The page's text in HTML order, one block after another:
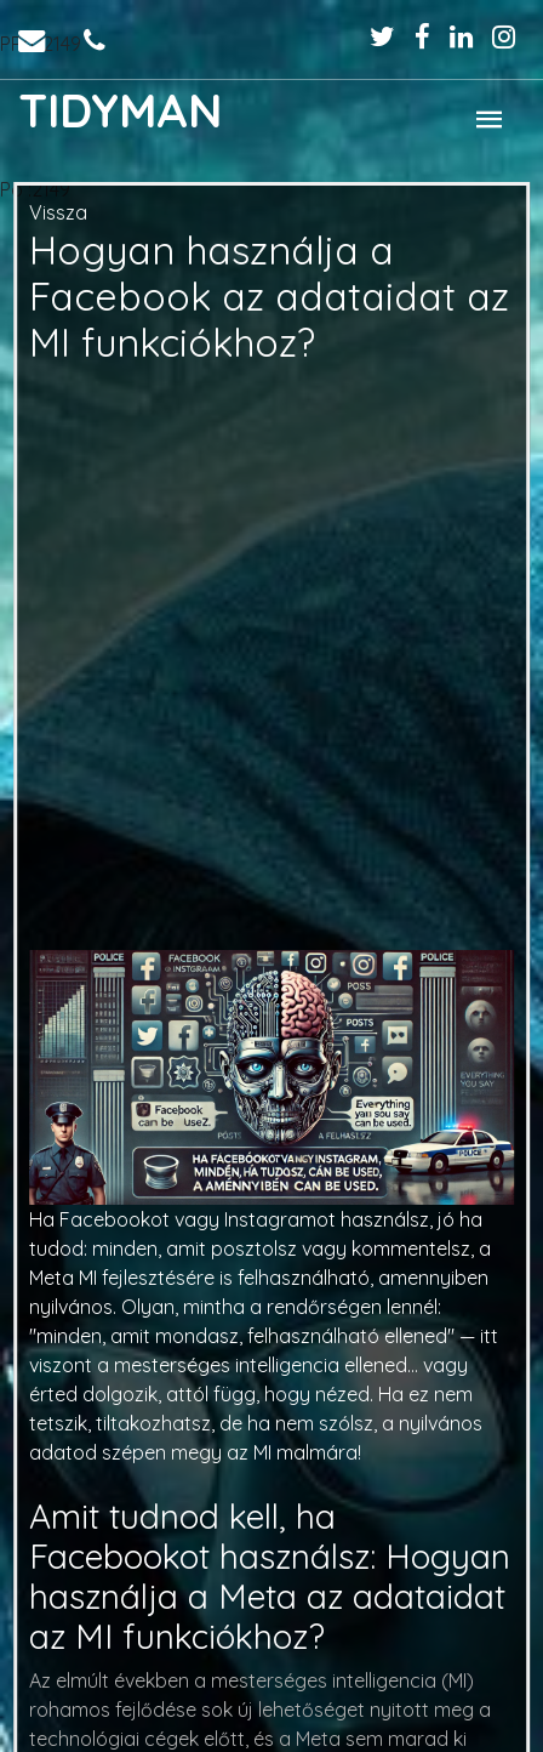
TIDYMAN
PPo :2149
Po :2149
Vissza
Hogyan használja a
Facebook az adataidat az
MI funkciókhoz?
Ha Facebookot vagy Instagramot használsz, jó ha
tudod: minden, amit posztolsz vagy kommentelsz, a
Meta MI fejlesztésére is felhasználható, amennyiben
nyilvános. Olyan, mintha a rendőrségen lennél:
"minden, amit mondasz, felhasználható ellened" — itt
viszont a mesterséges intelligencia ellened... vagy
érted dolgozik, attól függ, hogy nézed. Ha ez nem
tetszik, tiltakozhatsz, de ha nem szólsz, a nyilvános
adatod szépen megy az MI malmára!
Amit tudnod kell, ha
Facebookot használsz: Hogyan
használja a Meta az adataidat
az MI funkciókhoz?
Az elmúlt években a mesterséges intelligencia (MI)
rohamos fejlődése sok új lehetőséget nyitott meg a
technológiai cégek előtt, és a Meta sem marad ki